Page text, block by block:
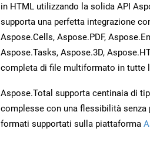
in HTML utilizzando la solida API
supporta una perfetta integrazione
Aspose.Cells, Aspose.PDF,
Aspose.Tasks, Aspose.3D,
completa di file multiformato in tutte
Aspose.Total supporta centinaia di
complesse con una flessibilità senza
formati supportati sulla piattaforma